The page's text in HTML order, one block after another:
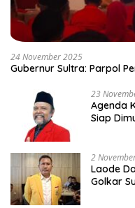
24 November 2025
Gubernur Sultra: Parpol
23
Agenda
Siap
2
Laode
Golkar